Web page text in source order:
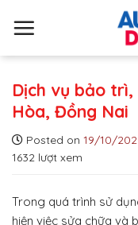
Dịch vụ bảo
Hòa, Đồng Nai
Posted on 19/10/
1632 lượt xem
Trong quá trình sử
hiện việc sửa chữa và